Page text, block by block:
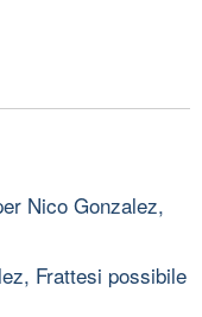
Nico Gonzalez,
Frattesi possibile